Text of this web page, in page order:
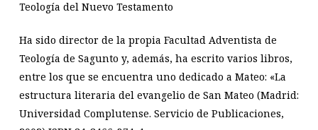
Teología del Nuevo Testamento
Ha sido director de la propia Facultad Adventista de
Teología de Sagunto y, además, ha escrito varios libros,
entre los que se encuentra uno dedicado a Mateo: «La
estructura literaria del evangelio de San Mateo (Madrid:
Universidad Complutense. Servicio de Publicaciones,